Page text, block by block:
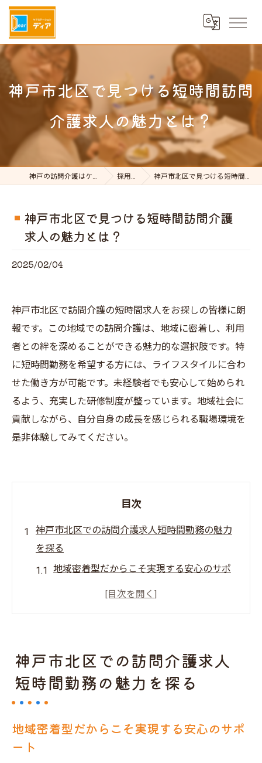
神戸市北区で見つける短時間訪問
介護求人の魅力とは？
神戸の訪問介護はケアステーションDear 採用ブログ 神戸市北区で見つける短時間訪問介護求人の魅力とは？
神戸市北区で見つける短時間訪問介護
求人の魅力とは？
2025/02/04
神戸市北区で訪問介護の短時間求人をお探しの皆様に朗
報です。この地域での訪問介護は、地域に密着し、利用
者との絆を深めることができる魅力的な選択肢です。特
に短時間勤務を希望する方には、ライフスタイルに合わ
せた働き方が可能です。未経験者でも安心して始められ
るよう、充実した研修制度が整っています。地域社会に
貢献しながら、自分自身の成長を感じられる職場環境を
是非体験してみてください。
目次
神戸市北区での訪問介護求人短時間勤務の魅力
を探る
地域密着型だからこそ実現する安心のサポ
柔軟な働き方がもたらす生活の充実
未経験者でも安心のサポート体制
護求人短時間勤務のメリット
神戸市北区での訪問介護求人
短時間勤務の魅力を探る
地域密着型だからこそ実現する安心のサポ
ート